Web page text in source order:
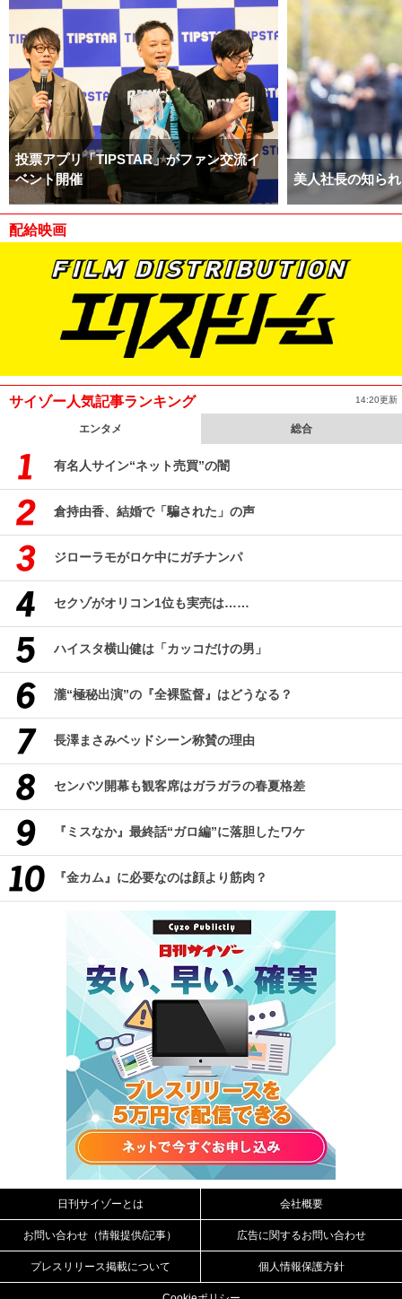
投票アプリ「TIPSTAR」がファン交流イ
ベント開催
美人社長の知ら
配給映画
サイゾー人気記事ランキング 14:20更新
エンタメ 総合
有名人サイン“ネット売買”の闇
倉持由香、結婚で「騙された」の声
ジローラモがロケ中にガチナンパ
セクゾがオリコン1位も実売は……
ハイスタ横山健は「カッコだけの男」
瀧“極秘出演”の『全裸監督』はどうなる？
長澤まさみベッドシーン称賛の理由
センバツ開幕も観客席はガラガラの春夏格差
『ミスなか』最終話“ガロ編”に落胆したワケ
『金カム』に必要なのは顔より筋肉？
日刊サイゾーとは 会社概要
お問い合わせ（情報提供/記事） 広告に関するお問い合わせ
プレスリリース掲載について 個人情報保護方針